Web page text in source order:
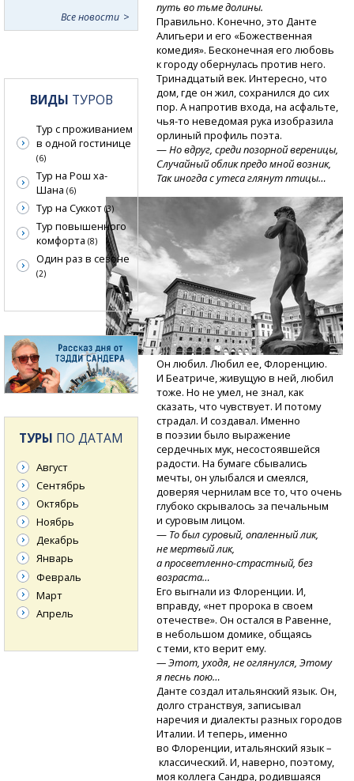
путь во тьме долины.
Правильно. Конечно, это Данте
Алигьери и его «Божественная
комедия». Бесконечная его любовь
к городу обернулась против него.
Тринадцатый век. Интересно, что
дом, где он жил, сохранился до сих
пор. А напротив входа, на асфальте,
чья-то неведомая рука изобразила
орлиный профиль поэта.
—Но вдруг, среди позорной вереницы,
Случайный облик предо мной возник,
Так иногда с утеса глянут птицы…
Он любил. Любил ее, Флоренцию.
И Беатриче, живущую в ней, любил
тоже. Но не умел, не знал, как
сказать, что чувствует. И потому
страдал. И создавал. Именно
в поэзии было выражение
сердечных мук, несостоявшейся
радости. На бумаге сбывались
мечты, он улыбался и смеялся,
доверяя чернилам все то, что очень
глубоко скрывалось за печальным
и суровым лицом.
— То был суровый, опаленный лик,
не мертвый лик,
а просветленно-страстный, без
возраста…
Его выгнали из Флоренции. И,
вправду, «нет пророка в своем
отечестве». Он остался в Равенне,
в небольшом домике, общаясь
с теми, кто верит ему.
— Этот, уходя, не оглянулся, Этому
я песнь пою…
Данте создал итальянский язык. Он,
долго странствуя, записывал
наречия и диалекты разных городов
Италии. И теперь, именно
во Флоренции, итальянский язык –
классический. И, наверно, поэтому,
моя коллега Сандра, родившаяся
Все новости
ВИДЫ ТУРОВ
Тур с проживанием
в одной гостинице
(6)
Тур на Рош ха-
Шана (6)
Тур на Суккот (3)
Тур повышенного
комфорта (8)
Один раз в сезоне
(2)
ТУРЫ ПО ДАТАМ
Август
Сентябрь
Октябрь
Ноябрь
Декабрь
Январь
Февраль
Март
Апрель